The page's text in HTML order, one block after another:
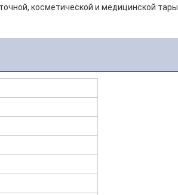
косметической и медицинской тары.